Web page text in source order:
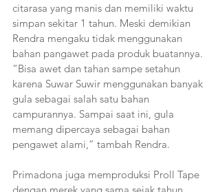
citarasa yang manis dan memiliki waktu
simpan sekitar 1 tahun. Meski demikian
Rendra mengaku tidak menggunakan
bahan pangawet pada produk buatannya.
“Bisa awet dan tahan sampe setahun
karena Suwar Suwir menggunakan banyak
gula sebagai salah satu bahan
campurannya. Sampai saat ini, gula
memang dipercaya sebagai bahan
pengawet alami,” tambah Rendra.
Primadona juga memproduksi Proll Tape